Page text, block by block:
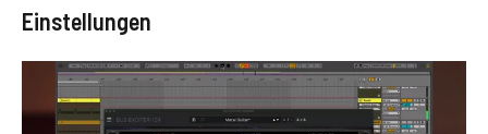
Einstellungen